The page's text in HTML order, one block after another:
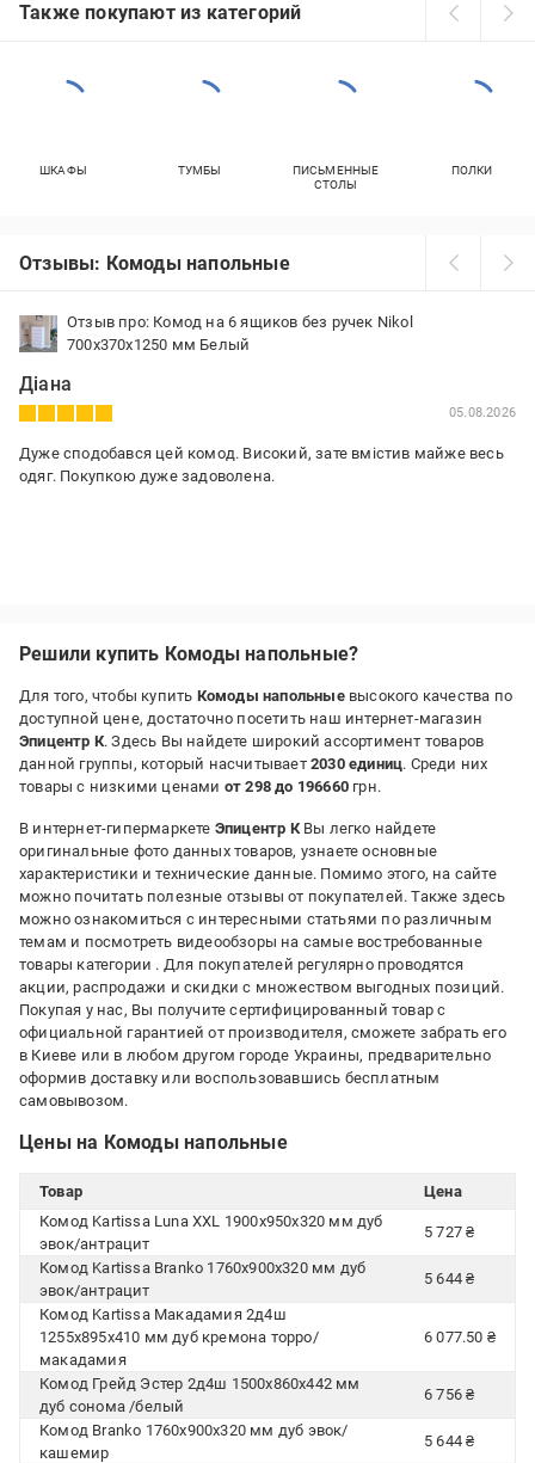
Также покупают из категорий
ШКАФЫ ТУМБЫ
ПИСЬМЕННЫЕ
СТОЛЫ
ПОЛКИ
Отзывы: Комоды напольные
Отзыв про: Комод на 6 ящиков без ручек Nikol
700х370х1250 мм Белый
Діана
05.08.2026
Дуже сподобався цей комод. Високий, зате вмістив майже весь
одяг. Покупкою дуже задоволена.
Решили купить Комоды напольные?
Для того, чтобы купить Комоды напольныевысокого качества по
доступной цене, достаточно посетить наш интернет-магазин
Эпицентр К. Здесь Вы найдете широкий ассортимент товаров
данной группы, который насчитывает 2030 единиц. Среди них
товары с низкими ценами от 298 до 196660 грн.
В интернет-гипермаркете Эпицентр КВы легко найдете
оригинальные фото данных товаров, узнаете основные
характеристики и технические данные. Помимо этого, на сайте
можно почитать полезные отзывы от покупателей. Также здесь
можно ознакомиться с интересными статьями по различным
темам и посмотреть видеообзоры на самые востребованные
товары категории . Для покупателей регулярно проводятся
акции, распродажи и скидки с множеством выгодных позиций.
Покупая у нас, Вы получите сертифицированный товар с
официальной гарантией от производителя, сможете забрать его
в Киеве или в любом другом городе Украины, предварительно
оформив доставку или воспользовавшись бесплатным
самовывозом.
Цены на Комоды напольные
Товар
Цена
Комод Kartissa Luna XXL 1900x950x320 мм дуб
эвок/антрацит
5 727 ₴
Комод Kartissa Branko 1760x900x320 мм дуб
эвок/антрацит
5 644 ₴
Комод Kartissa Макадамия 2д4ш
1255x895x410 мм дуб кремона торро/
макадамия
6 077.50 ₴
Комод Грейд Эстер 2д4ш 1500х860х442 мм
дуб сонома /белый
6 756 ₴
Комод Branko 1760x900x320 мм дуб эвок/
кашемир
5 644 ₴